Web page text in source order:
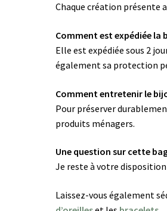
Chaque création présente
Comment est expédiée la
Elle est expédiée sous 2
également sa protection
Comment entretenir le
Pour préserver
produits ménagers.
Une question sur cette
Je reste à votre
Laissez-vous également